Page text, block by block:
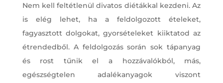
Nem kell feltétlenül divatos diétákkal kezdeni. Az
is elég lehet, ha a feldolgozott ételeket,
fagyasztott dolgokat, gyorsételeket kiiktatod az
étrendedből. A feldolgozás során sok tápanyag
és rost tűnik el a hozzávalókból, más,
egészségtelen adalékanyagok viszont